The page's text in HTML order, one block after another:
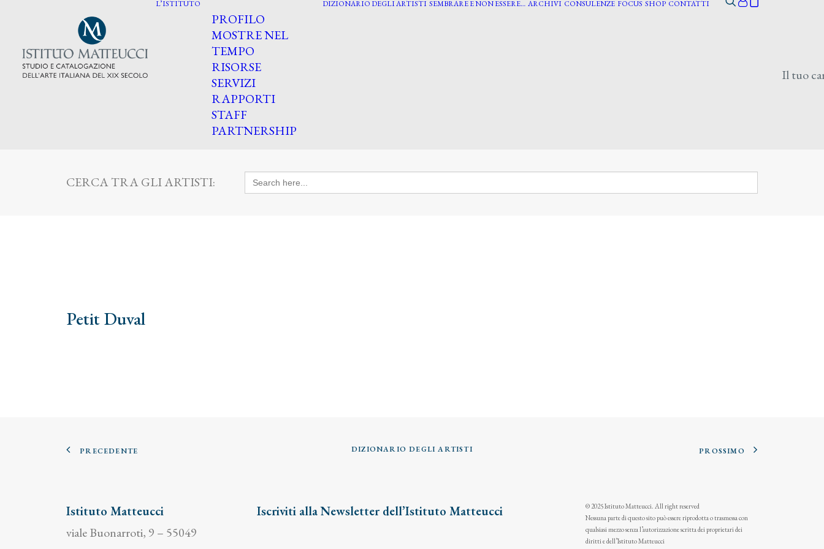
L’ISTITUTO
PROFILO
MOSTRE NEL
TEMPO
RISORSE
SERVIZI
RAPPORTI
STAFF
PARTNERSHIP
DIZIONARIO DEGLI ARTISTI SEMBRARE E NON ESSERE… ARCHIVI CONSULENZE FOCUS SHOP CONTATTI
Il tuo
CERCA TRA GLI ARTISTI: Search
for:
Petit Duval
PRECEDENTE DIZIONARIO DEGLI ARTISTI PROSSIMO
Istituto Matteucci
viale Buonarroti, 9 – 55049
Iscriviti alla Newsletter dell’Istituto Matteucci
© 2025 Istituto Matteucci. All right reserved
Nessuna parte di questo sito può essere riprodotta o trasmessa con
qualsiasi mezzo senza l’autorizzazione scritta dei proprietari dei
diritti e dell’Istituto Matteucci